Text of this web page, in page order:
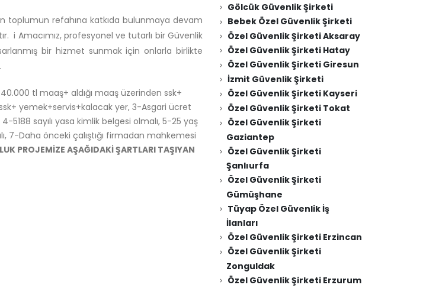
toplumun refahına katkıda bulunmaya devam
i Amacımız, profesyonel ve tutarlı bir Güvenlik
bir hizmet sunmak için onlarla birlikte
tl maaş+ aldığı maaş üzerinden ssk+
yemek+servis+kalacak yer, 3-Asgari ücret
sayılı yasa kimlik belgesi olmalı, 5-25 yaş
7-Daha önceki çalıştığı firmadan mahkemesi
PROJEMİZE AŞAĞIDAKİ ŞARTLARI TAŞIYAN
Gölcük Güvenlik Şirketi
Bebek Özel Güvenlik Şirketi
Özel Güvenlik Şirketi Aksaray
Özel Güvenlik Şirketi Hatay
Özel Güvenlik Şirketi Giresun
İzmit Güvenlik Şirketi
Özel Güvenlik Şirketi Kayseri
Özel Güvenlik Şirketi Tokat
Özel Güvenlik Şirketi
Gaziantep
Özel Güvenlik Şirketi
Şanlıurfa
Özel Güvenlik Şirketi
Gümüşhane
Tüyap Özel Güvenlik İş
İlanları
Özel Güvenlik Şirketi Erzincan
Özel Güvenlik Şirketi
Zonguldak
Özel Güvenlik Şirketi Erzurum